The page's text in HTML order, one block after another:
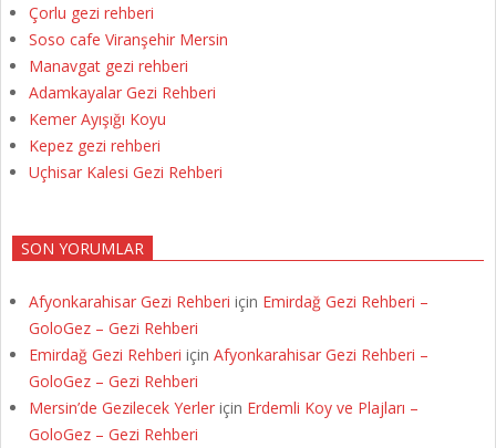
Çorlu gezi rehberi
Soso cafe Viranşehir Mersin
Manavgat gezi rehberi
Adamkayalar Gezi Rehberi
Kemer Ayışığı Koyu
Kepez gezi rehberi
Uçhisar Kalesi Gezi Rehberi
SON YORUMLAR
Afyonkarahisar Gezi Rehberi için Emirdağ Gezi Rehberi –
GoloGez – Gezi Rehberi
Emirdağ Gezi Rehberi için Afyonkarahisar Gezi Rehberi –
GoloGez – Gezi Rehberi
Mersin’de Gezilecek Yerler için Erdemli Koy ve Plajları –
GoloGez – Gezi Rehberi